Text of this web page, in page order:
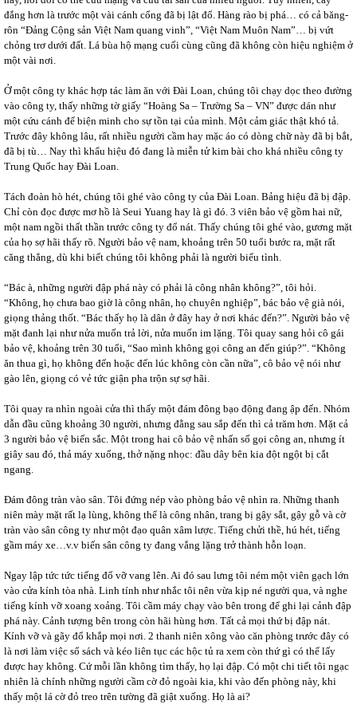
đắng hơn là trước một vài cánh cổng đã bị lật đổ. Hàng rào bị phá… có cả băng-
rôn “Đảng Cộng sản Việt Nam quang vinh”, “Việt Nam Muôn Nam”… bị vứt
chỏng trơ dưới đất. Lá bùa hộ mạng cuối cùng cũng đã không còn hiệu nghiệm ở
một vài nơi.
Ở một công ty khác hợp tác làm ăn với Đài Loan, chúng tôi chạy dọc theo đường
vào công ty, thấy những tờ giấy “Hoàng Sa – Trường Sa – VN” được dán như
một cứu cánh để biện minh cho sự tồn tại của mình. Một cảm giác thật khó tả.
Trước đây không lâu, rất nhiều người cầm hay mặc áo có dòng chữ này đã bị bắt,
đã bị tù… Nay thì khẩu hiệu đó đang là miễn tử kim bài cho khá nhiều công ty
Trung Quốc hay Đài Loan.
Tách đoàn hò hét, chúng tôi ghé vào công ty của Đài Loan. Bảng hiệu đã bị đập.
Chỉ còn đọc được mơ hồ là Seui Yuang hay là gì đó. 3 viên bảo vệ gồm hai nữ,
một nam ngồi thất thần trước công ty đổ nát. Thấy chúng tôi ghé vào, gương mặt
của họ sợ hãi thấy rõ. Người bảo vệ nam, khoảng trên 50 tuổi bước ra, mặt rất
căng thẳng, dù khi biết chúng tôi không phải là người biểu tình.
“Bác à, những người đập phá này có phải là công nhân không?”, tôi hỏi.
“Không, họ chưa bao giờ là công nhân, họ chuyên nghiệp”, bác bảo vệ già nói,
giọng thảng thốt. “Bác thấy họ là dân ở đây hay ở nơi khác đến?”. Người bảo vệ
mặt đanh lại như nửa muốn trả lời, nửa muốn im lặng. Tôi quay sang hỏi cô gái
bảo vệ, khoảng trên 30 tuổi, “Sao mình không gọi công an đến giúp?”. “Không
ăn thua gì, họ không đến hoặc đến lúc không còn cần nữa”, cô bảo vệ nói như
gào lên, giọng có vẻ tức giận pha trộn sự sợ hãi.
Tôi quay ra nhìn ngoài cửa thì thấy một đám đông bạo động đang ập đến. Nhóm
dẫn đầu cũng khoảng 30 người, nhưng đằng sau sắp đến thì cả trăm hơn. Mặt cả
3 người bảo vệ biến sắc. Một trong hai cô bảo vệ nhấn số gọi công an, nhưng ít
giây sau đó, thả máy xuống, thở nặng nhọc: đầu dây bên kia đột ngột bị cắt
ngang.
Đám đông tràn vào sân. Tôi đứng nép vào phòng bảo vệ nhìn ra. Những thanh
niên mày mặt rất lạ lùng, không thể là công nhân, trang bị gậy sắt, gậy gỗ và cờ
tràn vào sân công ty như một đạo quân xâm lược. Tiếng chửi thề, hú hét, tiếng
gầm máy xe…v.v biến sân công ty đang vắng lặng trở thành hỗn loạn.
Ngay lập tức tức tiếng đổ vỡ vang lên. Ai đó sau lưng tôi ném một viên gạch lớn
vào cửa kính tòa nhà. Linh tính như nhắc tôi nên vừa kịp né người qua, và nghe
tiếng kính vỡ xoang xoảng. Tôi cầm máy chạy vào bên trong để ghi lại cảnh đập
phá này. Cảnh tượng bên trong còn hãi hùng hơn. Tất cả mọi thứ bị đập nát.
Kính vỡ và gãy đổ khắp mọi nơi. 2 thanh niên xông vào căn phòng trước đây có
là nơi làm việc sổ sách và kéo liên tục các hộc tủ ra xem còn thứ gì có thể lấy
được hay không. Cứ mỗi lần không tìm thấy, họ lại đập. Có một chi tiết tôi ngạc
nhiên là chính những người cầm cờ đỏ ngoài kia, khi vào đến phòng này, khi
thấy một lá cờ đỏ treo trên tường đã giật xuống. Họ là ai?